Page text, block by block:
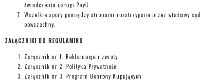
świadczenia usługi PayU.
Wszelkie spory pomiędzy stronami rozstrzygane przez właściwy sąd
powszechny.
ZAŁĄCZNIKI DO REGULAMINU
Załącznik nr 1. Reklamacje i zwroty
Załącznik nr 2. Polityka Prywatności
Załącznik nr 3. Program Ochrony Kupujących